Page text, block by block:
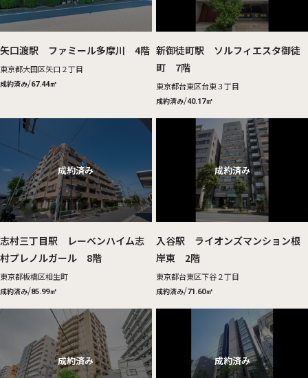
矢口渡駅 ファミール多摩川 4階
東京都大田区矢口２丁目
成約済み/67.44㎡
新御徒町駅 ソルフィエスタ御徒
町 7階
東京都台東区台東３丁目
成約済み/40.17㎡
志村三丁目駅 レーベンハイム志
村プレノルガール 8階
東京都板橋区相生町
成約済み/85.99㎡
入谷駅 ライオンズマンション根
岸東 2階
東京都台東区下谷２丁目
成約済み/71.60㎡
広さ
～
駅徒歩
この条件で検索する